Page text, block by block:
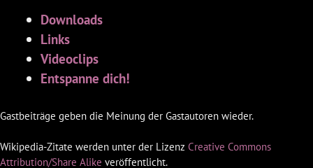
Downloads
Links
Videoclips
Entspanne dich!
Gastbeiträge geben die Meinung der Gastautoren wieder.
Wikipedia-Zitate werden unter der Lizenz Creative Commons
Attribution/Share Alike veröffentlicht.